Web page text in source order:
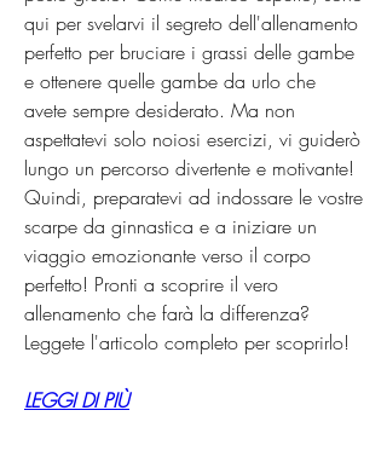
qui per svelarvi il segreto dell'allenamento
perfetto per bruciare i grassi delle gambe
e ottenere quelle gambe da urlo che
avete sempre desiderato. Ma non
aspettatevi solo noiosi esercizi, vi guiderò
lungo un percorso divertente e motivante!
Quindi, preparatevi ad indossare le vostre
scarpe da ginnastica e a iniziare un
viaggio emozionante verso il corpo
perfetto! Pronti a scoprire il vero
allenamento che farà la differenza?
Leggete l'articolo completo per scoprirlo!
LEGGI DI PIÙ